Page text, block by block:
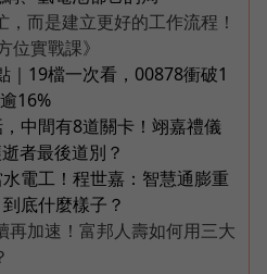
而是建立更好的工作流程！
位實戰課》
｜19檔一次看，00878衝破1
16%
中間有8道關卡！翊嘉禮儀
者最後道別？
電工！程世嘉：智慧通膨重
底什麼樣子？
再加速！富邦人壽如何用三大